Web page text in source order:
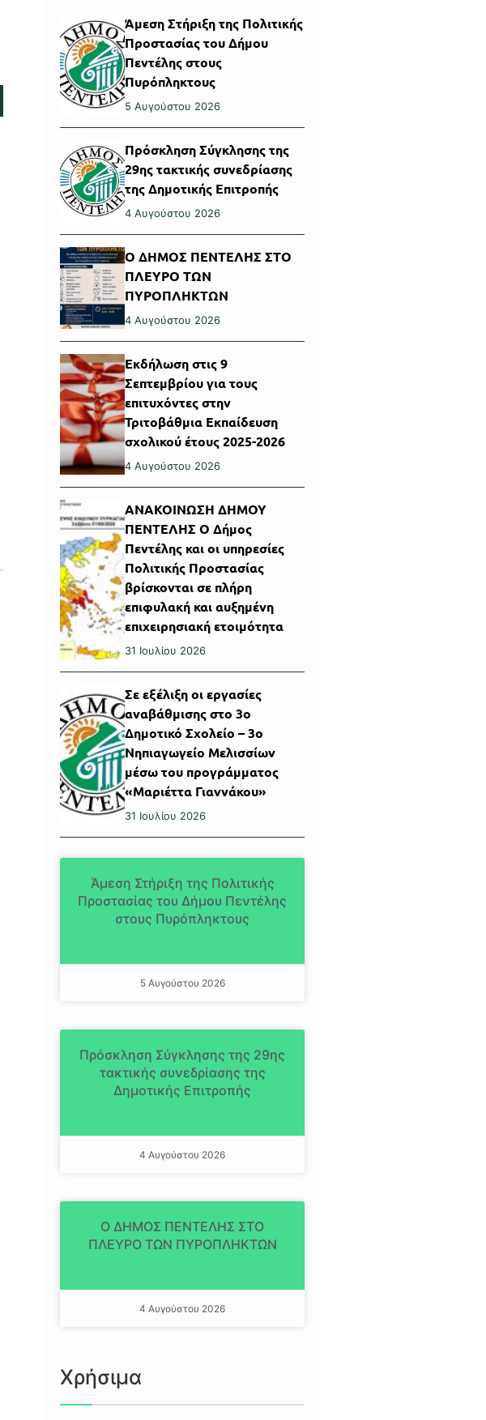
Άμεση Στήριξη της Πολιτικής
Προστασίας του Δήμου
Πεντέλης στους
Πυρόπληκτους
5 Αυγούστου 2026
Πρόσκληση Σύγκλησης της
29ης τακτικής συνεδρίασης
της Δημοτικής Επιτροπής
4 Αυγούστου 2026
Ο ΔΗΜΟΣ ΠΕΝΤΕΛΗΣ ΣΤΟ
ΠΛΕΥΡΟ ΤΩΝ
ΠΥΡΟΠΛΗΚΤΩΝ
4 Αυγούστου 2026
Εκδήλωση στις 9
Σεπτεμβρίου για τους
επιτυχόντες στην
Τριτοβάθμια Εκπαίδευση
σχολικού έτους 2025-2026
4 Αυγούστου 2026
ΑΝΑΚΟΙΝΩΣΗ ΔΗΜΟΥ
ΠΕΝΤΕΛΗΣ Ο Δήμος
Πεντέλης και οι υπηρεσίες
Πολιτικής Προστασίας
βρίσκονται σε πλήρη
επιφυλακή και αυξημένη
επιχειρησιακή ετοιμότητα
31 Ιουλίου 2026
Σε εξέλιξη οι εργασίες
αναβάθμισης στο 3ο
Δημοτικό Σχολείο – 3ο
Νηπιαγωγείο Μελισσίων
μέσω του προγράμματος
«Μαριέττα Γιαννάκου»
31 Ιουλίου 2026
Άμεση Στήριξη της Πολιτικής
Προστασίας του Δήμου Πεντέλης
στους Πυρόπληκτους
5 Αυγούστου 2026
Πρόσκληση Σύγκλησης της 29ης
τακτικής συνεδρίασης της
Δημοτικής Επιτροπής
4 Αυγούστου 2026
Ο ΔΗΜΟΣ ΠΕΝΤΕΛΗΣ ΣΤΟ
ΠΛΕΥΡΟ ΤΩΝ ΠΥΡΟΠΛΗΚΤΩΝ
4 Αυγούστου 2026
Χρήσιμα